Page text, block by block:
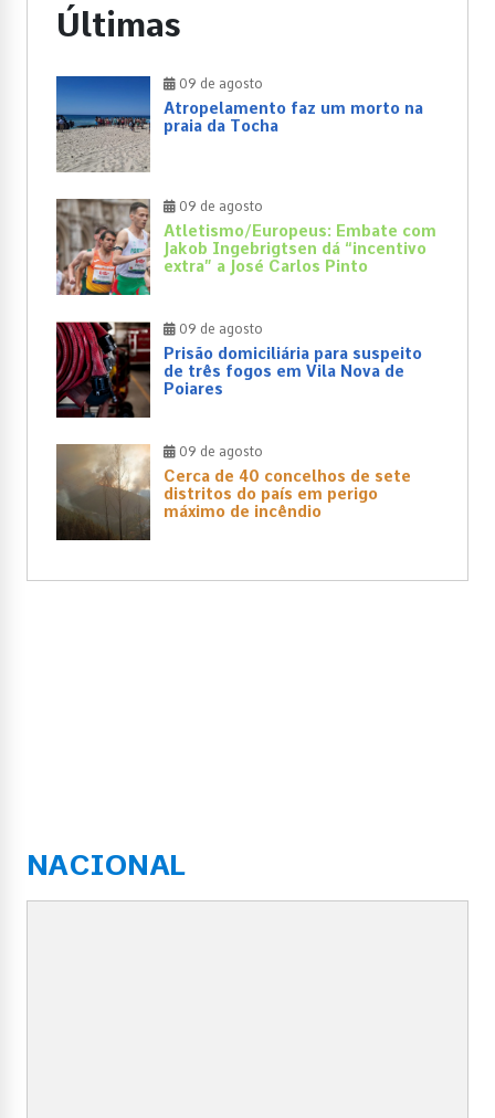
Últimas
09 de agosto
Atropelamento faz um morto na
praia da Tocha
09 de agosto
Atletismo/Europeus: Embate com
Jakob Ingebrigtsen dá “incentivo
extra” a José Carlos Pinto
09 de agosto
Prisão domiciliária para suspeito
de três fogos em Vila Nova de
Poiares
09 de agosto
Cerca de 40 concelhos de sete
distritos do país em perigo
máximo de incêndio
NACIONAL